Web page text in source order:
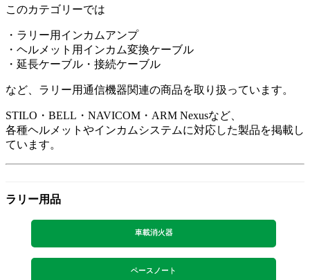
このカテゴリーでは
・ラリー用インカムアンプ
・ヘルメット用インカム変換ケーブル
・延長ケーブル・接続ケーブル
など、ラリー用通信機器関連の商品を取り扱っています。
STILO・BELL・NAVICOM・ARM Nexusなど、
各種ヘルメットやインカムシステムに対応した製品を掲載し
ています。
ラリー用品
車載消火器
ペースノート